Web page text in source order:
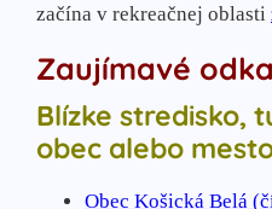
začína v rekreačnej oblasti
Zaujímavé
Blízke stredisko,
obec alebo
Obec Košická Belá